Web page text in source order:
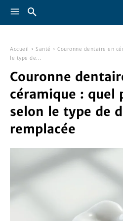
Accueil Santé
Couronne dentaire en
le type de...
Couronne
céramique : quel
selon le type de
remplacée